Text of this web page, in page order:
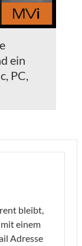
ein
PC,
bleibt,
einem
Adresse